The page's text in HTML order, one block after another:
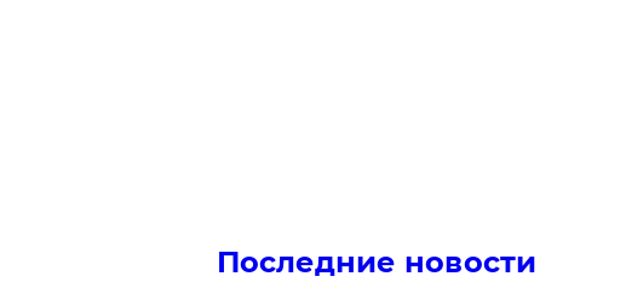
Последние новости